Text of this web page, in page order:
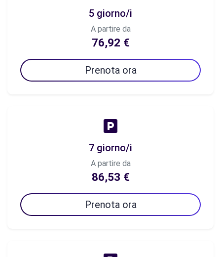
5 giorno/i
A partire da
76,92 €
Prenota ora
7 giorno/i
A partire da
86,53 €
Prenota ora